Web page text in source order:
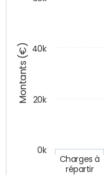
Montants (€)
Charges à
répartir
0k
20k
40k